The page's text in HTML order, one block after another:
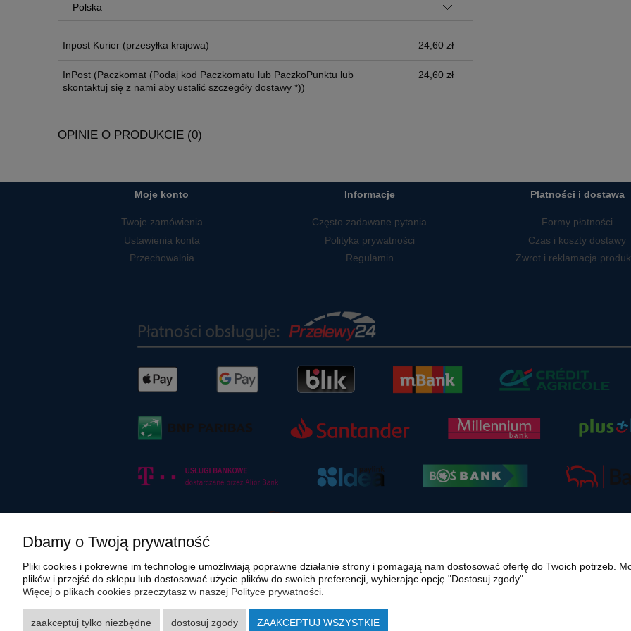
Inpost Kurier (przesyłka krajowa) 24,60 zł
InPost (Paczkomat (Podaj kod Paczkomatu lub PaczkoPunktu lub
skontaktuj się z nami aby ustalić szczegóły dostawy *))
24,60 zł
OPINIE O PRODUKCIE (0)
Moje konto
Twoje zamówienia
Ustawienia konta
Przechowalnia
Informacje
Często zadawane pytania
Polityka prywatności
Regulamin
Płatności i dostawa
Formy płatności
Czas i koszty dostawy
Zwrot i reklamacja
Wszystkie materiały graficzne i zdjęciowe zamieszczone na stronie internetowej polmasz.pl są prawnie chronione i stanowią własność intelektualną
Carraro, Case, Cat, Caterpillar, Dana Spicer, Doosan, Komatsu, New Holland, Volvo, ZF czy innych producentów oryginalnego sprzętu, są zastrzeżonymi
Dbamy o Twoją prywatność
Pliki cookies i pokrewne im technologie umożliwiają poprawne działanie strony i pomagają nam dostosować ofertę do Twoich potrzeb.
plików i przejść do sklepu lub dostosować użycie plików do swoich preferencji, wybierając opcję "Dostosuj zgody".
Więcej o plikach cookies przeczytasz w naszej Polityce prywatności.
zaakceptuj tylko niezbędne dostosuj zgody ZAAKCEPTUJ WSZYSTKIE